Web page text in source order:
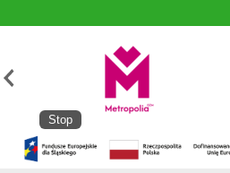
Stop